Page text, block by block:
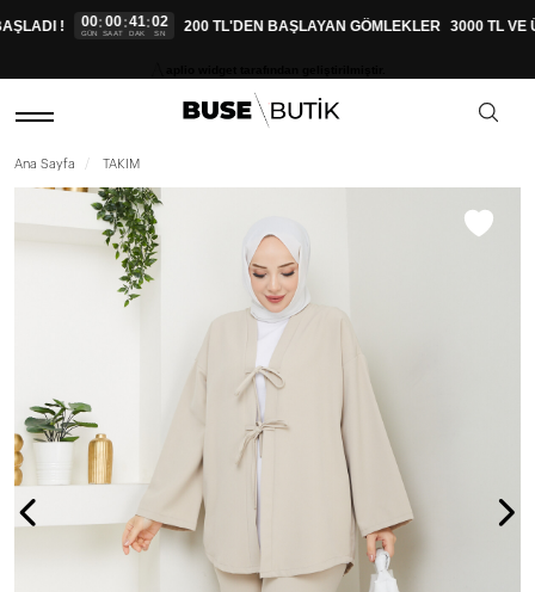
! 00
GÜN
:00
SAAT
:41
DAK
:01
SN 200 TL'DEN BAŞLAYAN GÖMLEKLER 3000 TL VE
Ana Sayfa TAKIM